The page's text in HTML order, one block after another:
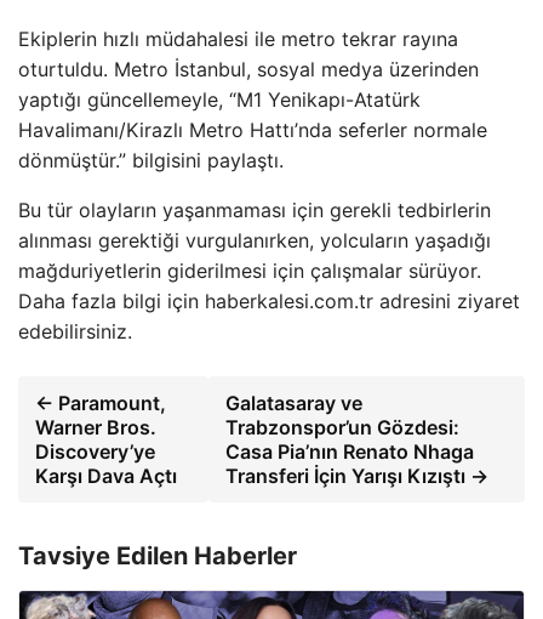
Ekiplerin hızlı müdahalesi ile metro tekrar rayına
oturtuldu. Metro İstanbul, sosyal medya üzerinden
yaptığı güncellemeyle, “M1 Yenikapı-Atatürk
Havalimanı/Kirazlı Metro Hattı’nda seferler normale
dönmüştür.” bilgisini paylaştı.
Bu tür olayların yaşanmaması için gerekli tedbirlerin
alınması gerektiği vurgulanırken, yolcuların yaşadığı
mağduriyetlerin giderilmesi için çalışmalar sürüyor.
Daha fazla bilgi için haberkalesi.com.tr adresini ziyaret
edebilirsiniz.
← Paramount,
Warner Bros.
Discovery’ye
Karşı Dava Açtı
Galatasaray ve
Trabzonspor’un Gözdesi:
Casa Pia’nın Renato Nhaga
Transferi İçin Yarışı Kızıştı →
Tavsiye Edilen Haberler